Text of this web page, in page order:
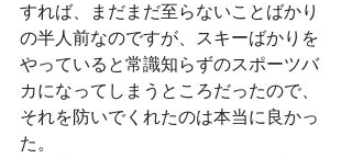
すれば、まだまだ至らないことばかり
の半人前なのですが、スキーばかりを
やっていると常識知らずのスポーツバ
カになってしまうところだったので、
それを防いでくれたのは本当に良かっ
た。​